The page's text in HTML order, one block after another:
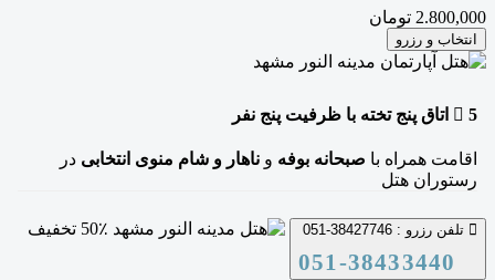
2.800,000 تومان
انتخاب و رزرو
5 اتاق پنج تخته با ظرفیت پنج نفر
اقامت همراه با صبحانه بوفه و ناهار و شام منوی انتخابی در
رستوران هتل
38427746-051
051-38433440
50٪ تخفیف